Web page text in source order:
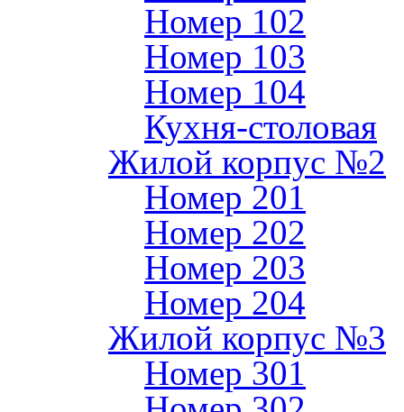
Номер 102
Номер 103
Номер 104
Кухня-столовая
Жилой корпус №2
Номер 201
Номер 202
Номер 203
Номер 204
Жилой корпус №3
Номер 301